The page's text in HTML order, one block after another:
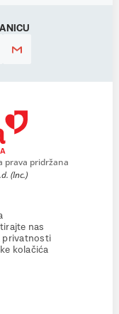
prava pridržana
(Inc.)
nas
privatnosti
kolačića